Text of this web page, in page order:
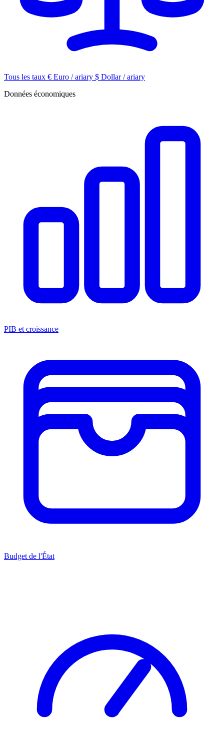
Tous les taux € Euro / ariary $ Dollar / ariary
Données économiques
PIB et croissance
Budget de l'État